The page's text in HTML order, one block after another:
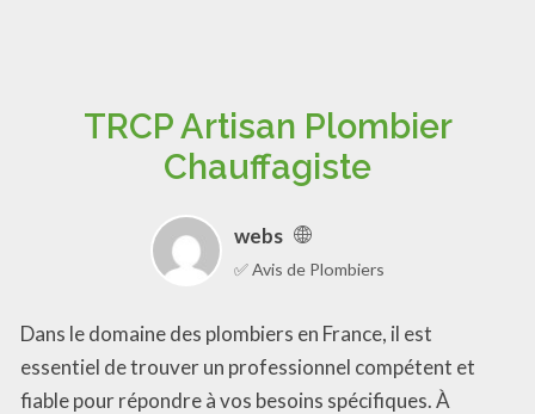
TRCP Artisan Plombier
Chauffagiste
webs
✅ Avis de Plombiers
Dans le domaine des plombiers en France, il est
essentiel de trouver un professionnel compétent et
fiable pour répondre à vos besoins spécifiques. À